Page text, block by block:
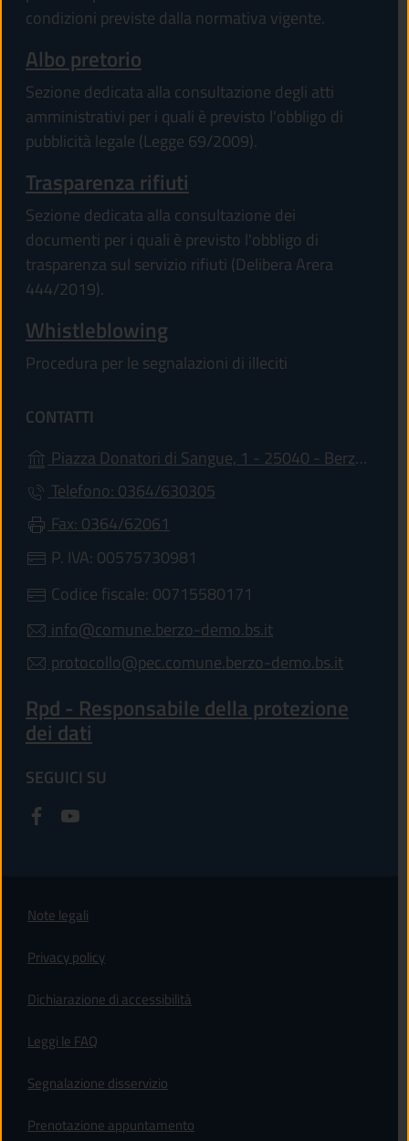
condizioni previste dalla normativa vigente.
Albo pretorio
Sezione dedicata alla consultazione degli atti
amministrativi per i quali è previsto l'obbligo di
pubblicità legale (Legge 69/2009).
Trasparenza rifiuti
Sezione dedicata alla consultazione dei
documenti per i quali è previsto l'obbligo di
trasparenza sul servizio rifiuti (Delibera Arera
444/2019).
Whistleblowing
Procedura per le segnalazioni di illeciti
CONTATTI
Piazza Donatori di Sangue, 1 - 25040 - Berzo Demo (BS)
Telefono: 0364/630305
Fax: 0364/62061
P. IVA: 00575730981
Codice fiscale: 00715580171
info@comune.berzo-demo.bs.it
protocollo@pec.comune.berzo-demo.bs.it
Rpd - Responsabile della protezione
dei dati
SEGUICI SU
Note legali
Privacy policy
Dichiarazione di accessibilità
Leggi le FAQ
Segnalazione disservizio
Prenotazione appuntamento